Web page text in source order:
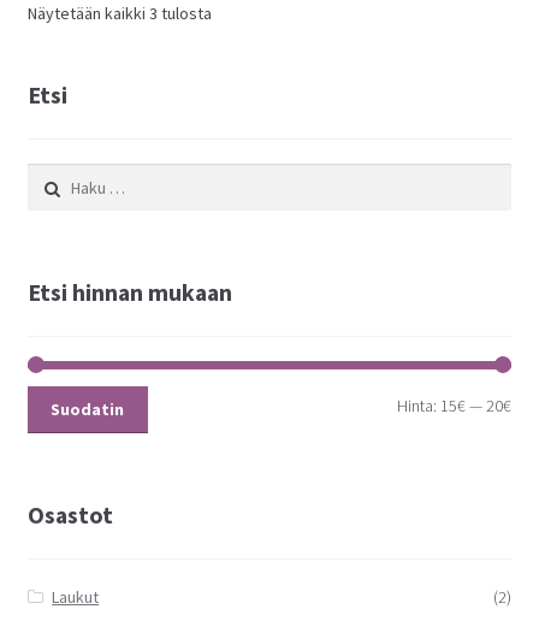
Näytetään kaikki 3 tulosta
Etsi
Haku:
Etsi hinnan mukaan
Suodatin Hinta: 15€—20€
Osastot
Laukut
(2)